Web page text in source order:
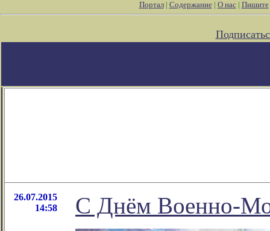
Портал| Содержание| О нас| Пишите
26.07.2015
14:58
С Днём Военно-